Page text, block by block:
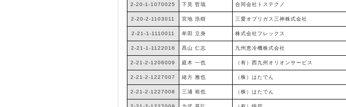
2-20-1-1070025 下見 哲哉 合同会社トステクノ
2-20-2-1103011 宮地 浩樹 三愛オブリガス三神株式会社
2-21-1-1110011 牟田 立身 株式会社フレックス
2-21-1-1122016 髙山 仁志 九州恵冷機株式会社
2-21-2-1206009 庭木 一也 （有）西九州オリオンサービス
2-21-2-1227007 緒方 雅也 （株）はたでん
2-21-2-1227008 三浦 裕也 （株）はたでん